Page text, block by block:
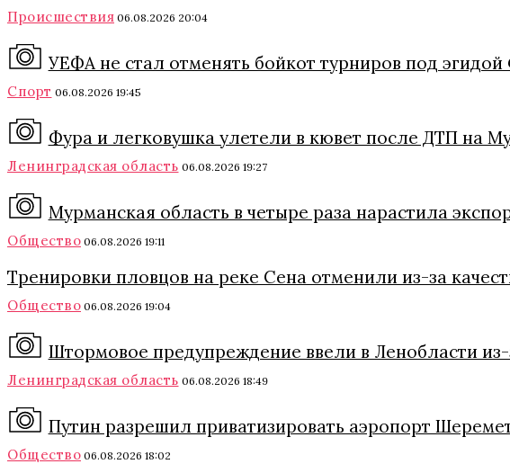
Происшествия 06.08.2026 20:04
УЕФА не стал отменять бойкот турниров под
Спорт 06.08.2026 19:45
Фура и легковушка улетели в кювет после ДТП на
Ленинградская область 06.08.2026 19:27
Мурманская область в четыре раза нарастила
Общество 06.08.2026 19:11
Тренировки пловцов на реке Сена отменили из-за
Общество 06.08.2026 19:04
Штормовое предупреждение ввели в Ленобласти из-
Ленинградская область 06.08.2026 18:49
Путин разрешил приватизировать аэропорт
Общество 06.08.2026 18:02